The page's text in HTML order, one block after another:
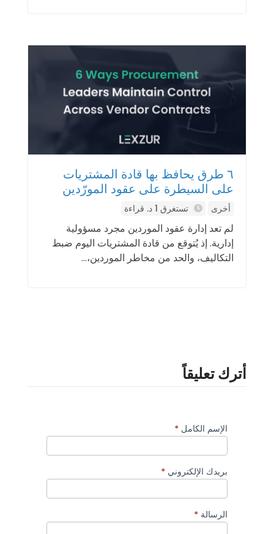
٦ طرق يحافظ بها قادة المشتريات
على السيطرة على عقود المورّدين
أخرى تستغرق 1 د. قراءة
لم تعد إدارة عقود الموردين مجرد مسؤولية
إدارية. إذ يُتوقع من قادة المشتريات اليوم ضبط
التكاليف، والحد من مخاطر الموردين،...
أترك تعليقاً
الإسم الكامل *
بريدك الإلكتروني *
الرسالة *